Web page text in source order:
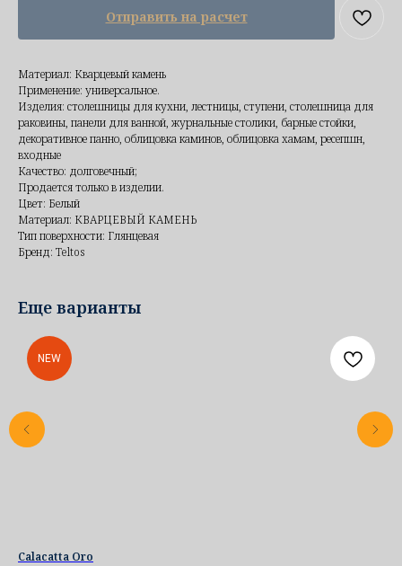
Отправить на расчет
Материал: Кварцевый камень
Применение: универсальное.
Изделия: столешницы для кухни, лестницы, ступени, столешница для
раковины, панели для ванной, журнальные столики, барные стойки,
декоративное панно, облицовка каминов, облицовка хамам, ресепшн,
входные
Качество: долговечный;
Продается только в изделии.
Цвет: Белый
Материал: КВАРЦЕВЫЙ КАМЕНЬ
Тип поверхности: Глянцевая
Бренд: Teltos
Еще варианты
NEW
Calacatta Oro